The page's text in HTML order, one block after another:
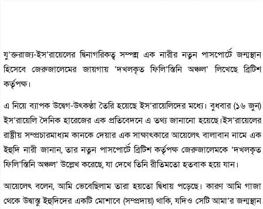
যু’ক্তরাজ্য-ইস’রায়েলের দ্বিনাগরিকত্ব সম্পন্ন এক নারীর নতুন পাসপোর্টে জন্মস্থান
হিসেবে জেরুজালেমের জায়গায় ‘দখলকৃত ফিলি’স্তিনি অঞ্চল’ লিখেছে ব্রিটিশ
কর্তৃপক্ষ।
এ নিয়ে ব্যাপক উদ্বেগ-উৎকণ্ঠা তৈরি হয়েছে ইস’রায়েলিদের মধ্যে। বুধবার (১৬ জুন)
ইস’রায়েলি দৈনিক হারেজের এক প্রতিবেদনে এ তথ্য জানানো হয়েছে।ইস’রায়েলের
রাষ্ট্রীয় সম্প্রচারমাধ্যম কানকে দেয়ার এক সাক্ষাৎকারে আয়েলেৎ বালাবান নামে এক
ইহুদি নারী জানান, তার নতুন পাসপোর্টে ব্রিটিশ কর্তৃপক্ষ জেরুজালেমকে ‘দখলকৃত
ফিলি’স্তিনি অঞ্চল’ উল্লেখ করেছে, যা দেখে তিনি রীতিমতো হতবাক হয়ে যান।
আয়েলেৎ বলেন, আমি ভেবেছিলাম তারা হয়তো দ্বিধায় পড়েছে। কারণ আমি গাজা
থেকে উদ্বাস্তু ইহুদিদের একটি মোশাবে (সম্প্রদায়) থাকি, যদিও সেটি আমা’র জন্মস্থান